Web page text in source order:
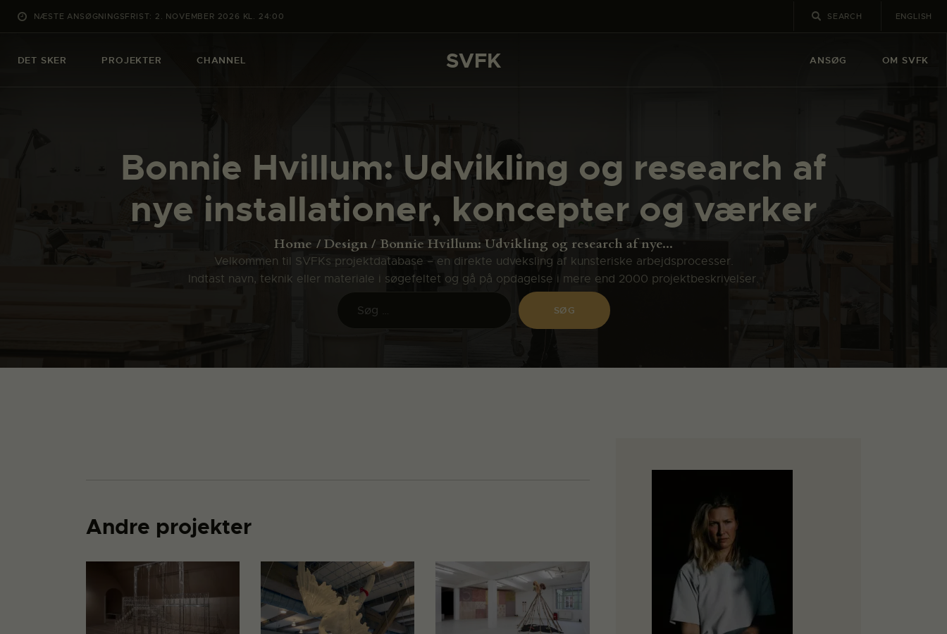
NÆSTE ANSØGNINGSFRIST: 2. NOVEMBER 2026 KL. 24:00 ENGLISH
DET SKER PROJEKTER CHANNEL SVFK ANSØG OM SVFK
Bonnie Hvillum: Udvikling og research af
nye installationer, koncepter og værker
Home Design Bonnie Hvillum: Udvikling og research af nye...
Velkommen til SVFKs projektdatabase – en direkte udveksling af kunsteriske arbejdsprocesser.
Indtast navn, teknik eller materiale i søgefeltet og gå på opdagelse i mere end 2000 projektbeskrivelser.
SVFK
PROJEKTER
OM SVFK
ENGLISH
Andre projekter